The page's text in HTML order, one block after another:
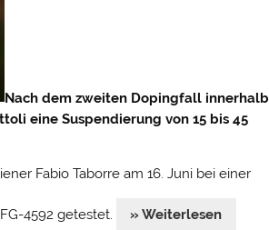
Nach dem zweiten Dopingfall innerhalb
eine Suspendierung von 15 bis 45
Fabio Taborre am 16. Juni bei einer
4592 getestet. » Weiterlesen